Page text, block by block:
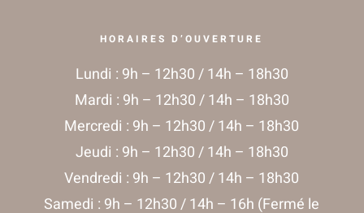
HORAIRES D’OUVERTURE
Lundi : 9h – 12h30 / 14h – 18h30
Mardi : 9h – 12h30 / 14h – 18h30
Mercredi : 9h – 12h30 / 14h – 18h30
Jeudi : 9h – 12h30 / 14h – 18h30
Vendredi : 9h – 12h30 / 14h – 18h30
Samedi : 9h – 12h30 / 14h – 16h (Fermé le